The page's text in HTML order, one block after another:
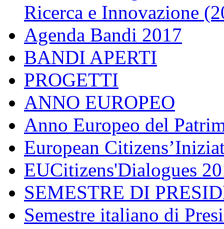
Ricerca e Innovazione
Agenda Bandi 2017
BANDI APERTI
PROGETTI
ANNO EUROPEO
Anno Europeo del
European
EUCitizens'Dialogues
SEMESTRE DI
Semestre italiano di